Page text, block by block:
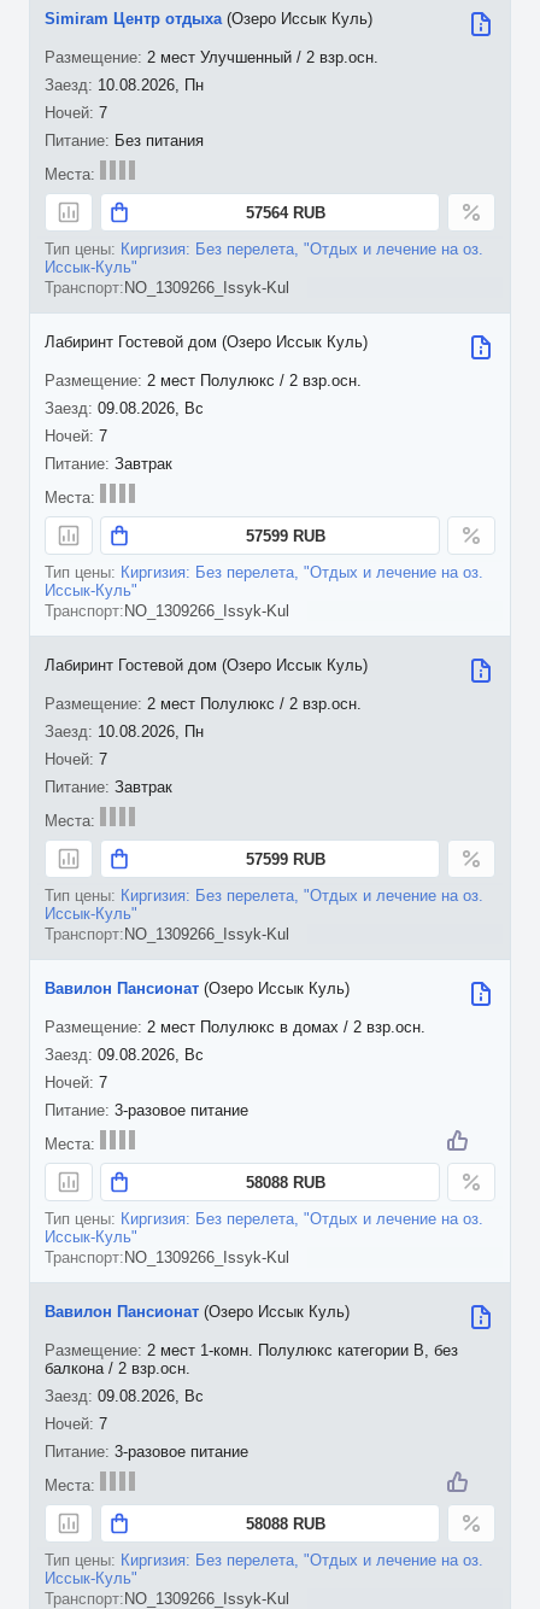
10.08.2026, Пн
7
Simiram Центр отдыха(Озеро Иссык Куль)
2 мест Улучшенный / 2 взр.осн.
Без питания
57564 RUB
Киргизия: Без перелета, "Отдых и лечение на оз.
Иссык-Куль"
NO_1309266_Issyk-Kul
09.08.2026, Вс
7
Лабиринт Гостевой дом (Озеро Иссык Куль)
2 мест Полулюкс / 2 взр.осн.
Завтрак
57599 RUB
Киргизия: Без перелета, "Отдых и лечение на оз.
Иссык-Куль"
NO_1309266_Issyk-Kul
10.08.2026, Пн
7
Лабиринт Гостевой дом (Озеро Иссык Куль)
2 мест Полулюкс / 2 взр.осн.
Завтрак
57599 RUB
Киргизия: Без перелета, "Отдых и лечение на оз.
Иссык-Куль"
NO_1309266_Issyk-Kul
09.08.2026, Вс
7
Вавилон Пансионат (Озеро Иссык Куль)
2 мест Полулюкс в домах / 2 взр.осн.
3-разовое питание
58088 RUB
Киргизия: Без перелета, "Отдых и лечение на оз.
Иссык-Куль"
NO_1309266_Issyk-Kul
09.08.2026, Вс
7
Вавилон Пансионат (Озеро Иссык Куль)
2 мест 1-комн. Полулюкс категории В, без
балкона / 2 взр.осн.
3-разовое питание
58088 RUB
Киргизия: Без перелета, "Отдых и лечение на оз.
Иссык-Куль"
NO_1309266_Issyk-Kul